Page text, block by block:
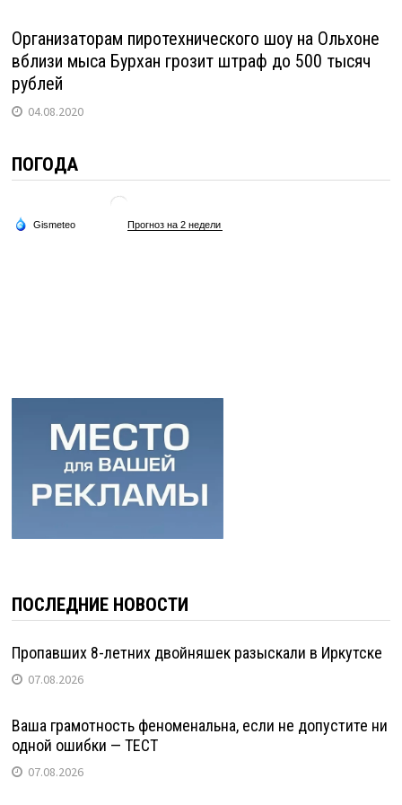
Организаторам пиротехнического шоу на Ольхоне
вблизи мыса Бурхан грозит штраф до 500 тысяч
рублей
04.08.2020
ПОГОДА
ПОСЛЕДНИЕ НОВОСТИ
Пропавших 8-летних двойняшек разыскали в Иркутске
07.08.2026
Ваша грамотность феноменальна, если не допустите ни
одной ошибки — ТЕСТ
07.08.2026